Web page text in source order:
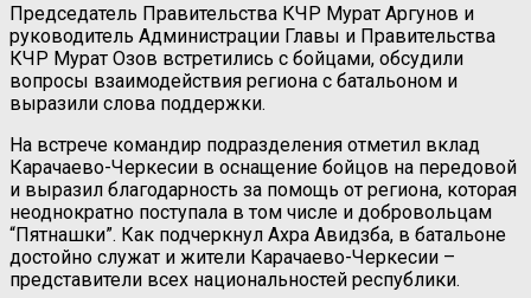
Председатель Правительства КЧР Мурат Аргунов и
руководитель Администрации Главы и Правительства
КЧР Мурат Озов встретились с бойцами, обсудили
вопросы взаимодействия региона с батальоном и
выразили слова поддержки.
На встрече командир подразделения отметил вклад
Карачаево-Черкесии в оснащение бойцов на передовой
и выразил благодарность за помощь от региона, которая
неоднократно поступала в том числе и добровольцам
“Пятнашки”. Как подчеркнул Ахра Авидзба, в батальоне
достойно служат и жители Карачаево-Черкесии –
представители всех национальностей республики.